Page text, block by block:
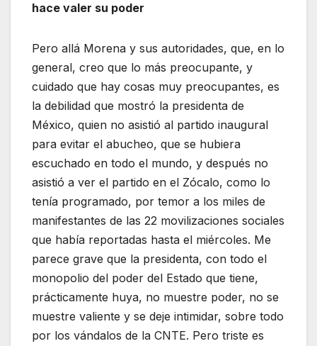
hace valer su poder
Pero allá Morena y sus autoridades, que, en lo
general, creo que lo más preocupante, y
cuidado que hay cosas muy preocupantes, es
la debilidad que mostró la presidenta de
México, quien no asistió al partido inaugural
para evitar el abucheo, que se hubiera
escuchado en todo el mundo, y después no
asistió a ver el partido en el Zócalo, como lo
tenía programado, por temor a los miles de
manifestantes de las 22 movilizaciones sociales
que había reportadas hasta el miércoles. Me
parece grave que la presidenta, con todo el
monopolio del poder del Estado que tiene,
prácticamente huya, no muestre poder, no se
muestre valiente y se deje intimidar, sobre todo
por los vándalos de la CNTE. Pero triste es